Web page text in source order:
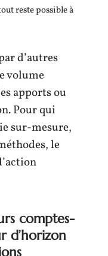
reste possible à
d’autres
volume
apports ou
Pour qui
sur-mesure,
le
comptes-
d’horizon